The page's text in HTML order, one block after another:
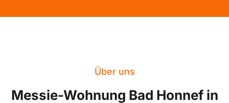
Über uns
Messie-Wohnung Bad Honnef in